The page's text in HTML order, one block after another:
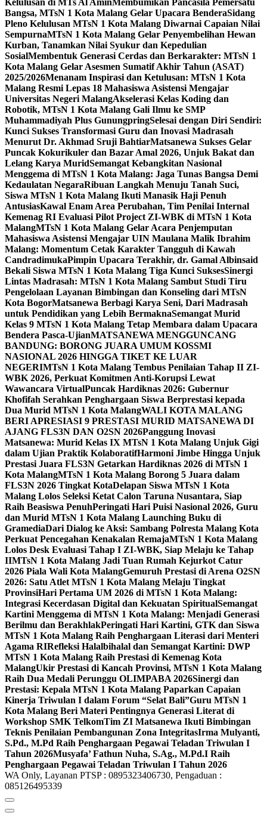
Kelulusan di MTs Al Amin Membumikan Pancasila Pemersatu
Bangsa, MTsN 1 Kota Malang Gelar Upacara BenderaSidang
Pleno Kelulusan MTsN 1 Kota Malang Diwarnai Capaian Nilai
SempurnaMTsN 1 Kota Malang Gelar Penyembelihan Hewan
Kurban, Tanamkan Nilai Syukur dan Kepedulian
SosialMembentuk Generasi Cerdas dan Berkarakter: MTsN 1
Kota Malang Gelar Asesmen Sumatif Akhir Tahun (ASAT)
2025/2026Menanam Inspirasi dan Ketulusan: MTsN 1 Kota
Malang Resmi Lepas 18 Mahasiswa Asistensi Mengajar
Universitas Negeri MalangAkselerasi Kelas Koding dan
Robotik, MTsN 1 Kota Malang Gali Ilmu ke SMP
Muhammadiyah Plus GunungpringSelesai dengan Diri Sendiri:
Kunci Sukses Transformasi Guru dan Inovasi Madrasah
Menurut Dr. Akhmad Sruji BahtiarMatsanewa Sukses Gelar
Puncak Kokurikuler dan Bazar Amal 2026, Unjuk Bakat dan
Lelang Karya MuridSemangat Kebangkitan Nasional
Menggema di MTsN 1 Kota Malang: Jaga Tunas Bangsa Demi
Kedaulatan NegaraRibuan Langkah Menuju Tanah Suci,
Siswa MTsN 1 Kota Malang Ikuti Manasik Haji Penuh
AntusiasKawal Enam Area Perubahan, Tim Penilai Internal
Kemenag RI Evaluasi Pilot Project ZI-WBK di MTsN 1 Kota
MalangMTsN 1 Kota Malang Gelar Acara Penjemputan
Mahasiswa Asistensi Mengajar UIN Maulana Malik Ibrahim
Malang: Momentum Cetak Karakter Tangguh di Kawah
CandradimukaPimpin Upacara Terakhir, dr. Gamal Albinsaid
Bekali Siswa MTsN 1 Kota Malang Tiga Kunci SuksesSinergi
Lintas Madrasah: MTsN 1 Kota Malang Sambut Studi Tiru
Pengelolaan Layanan Bimbingan dan Konseling dari MTsN
Kota BogorMatsanewa Berbagi Karya Seni, Dari Madrasah
untuk Pendidikan yang Lebih BermaknaSemangat Murid
Kelas 9 MTsN 1 Kota Malang Tetap Membara dalam Upacara
Bendera Pasca-UjianMATSANEWA MENGGUNCANG
BANDUNG: BORONG JUARA UMUM KOSSMI
NASIONAL 2026 HINGGA TIKET KE LUAR
NEGERIMTsN 1 Kota Malang Tembus Penilaian Tahap II ZI-
WBK 2026, Perkuat Komitmen Anti-Korupsi Lewat
Wawancara VirtualPuncak Hardiknas 2026: Gubernur
Khofifah Serahkan Penghargaan Siswa Berprestasi kepada
Dua Murid MTsN 1 Kota MalangWALI KOTA MALANG
BERI APRESIASI 9 PRESTASI MURID MATSANEWA DI
AJANG FLS3N DAN O2SN 2026Panggung Inovasi
Matsanewa: Murid Kelas IX MTsN 1 Kota Malang Unjuk Gigi
dalam Ujian Praktik KolaboratifHarmoni Jimbe Hingga Unjuk
Prestasi Juara FLS3N Getarkan Hardiknas 2026 di MTsN 1
Kota MalangMTsN 1 Kota Malang Borong 5 Juara dalam
FLS3N 2026 Tingkat KotaDelapan Siswa MTsN 1 Kota
Malang Lolos Seleksi Ketat Calon Taruna Nusantara, Siap
Raih Beasiswa PenuhPeringati Hari Puisi Nasional 2026, Guru
dan Murid MTsN 1 Kota Malang Launching Buku di
GramediaDari Dialog ke Aksi: Sambang Polresta Malang Kota
Perkuat Pencegahan Kenakalan RemajaMTsN 1 Kota Malang
Lolos Desk Evaluasi Tahap I ZI-WBK, Siap Melaju ke Tahap
IIMTsN 1 Kota Malang Jadi Tuan Rumah Kejurkot Catur
2026 Piala Wali Kota MalangGemuruh Prestasi di Arena O2SN
2026: Satu Atlet MTsN 1 Kota Malang Melaju Tingkat
ProvinsiHari Pertama UM 2026 di MTsN 1 Kota Malang:
Integrasi Kecerdasan Digital dan Kekuatan SpiritualSemangat
Kartini Menggema di MTsN 1 Kota Malang: Menjadi Generasi
Berilmu dan BerakhlakPeringati Hari Kartini, GTK dan Siswa
MTsN 1 Kota Malang Raih Penghargaan Literasi dari Menteri
Agama RIRefleksi Halalbihalal dan Semangat Kartini: DWP
MTsN 1 Kota Malang Raih Prestasi di Kemenag Kota
MalangUkir Prestasi di Kancah Provinsi, MTsN 1 Kota Malang
Raih Dua Medali Perunggu OLIMPABA 2026Sinergi dan
Prestasi: Kepala MTsN 1 Kota Malang Paparkan Capaian
Kinerja Triwulan I dalam Forum “Selat Bali”Guru MTsN 1
Kota Malang Beri Materi Pentingnya Generasi Literat di
Workshop SMK TelkomTim ZI Matsanewa Ikuti Bimbingan
Teknis Penilaian Pembangunan Zona IntegritasIrma Mulyanti,
S.Pd., M.Pd Raih Penghargaan Pegawai Teladan Triwulan I
Tahun 2026Musyafa’ Fathun Nuha, S.Ag., M.Pd.I Raih
Penghargaan Pegawai Teladan Triwulan I Tahun 2026
WA Only, Layanan PTSP : 0895323406730, Pengaduan :
085126495339